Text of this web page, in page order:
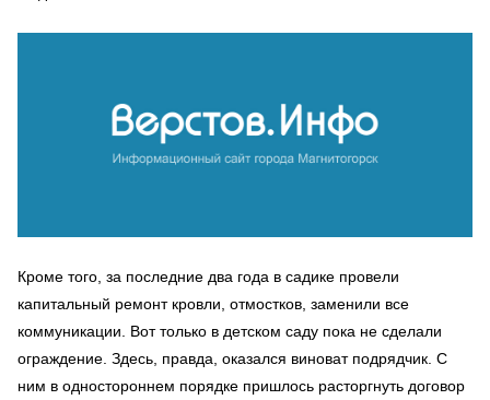
Кроме того, за последние два года в садике провели
капитальный ремонт кровли, отмостков, заменили все
коммуникации. Вот только в детском саду пока не сделали
ограждение. Здесь, правда, оказался виноват подрядчик. С
ним в одностороннем порядке пришлось расторгнуть договор